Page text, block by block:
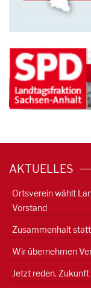
AKTUELLES
Ortsverein wählt
Vorstand
Zusammenhalt
Wir übernehmen
Jetzt reden.